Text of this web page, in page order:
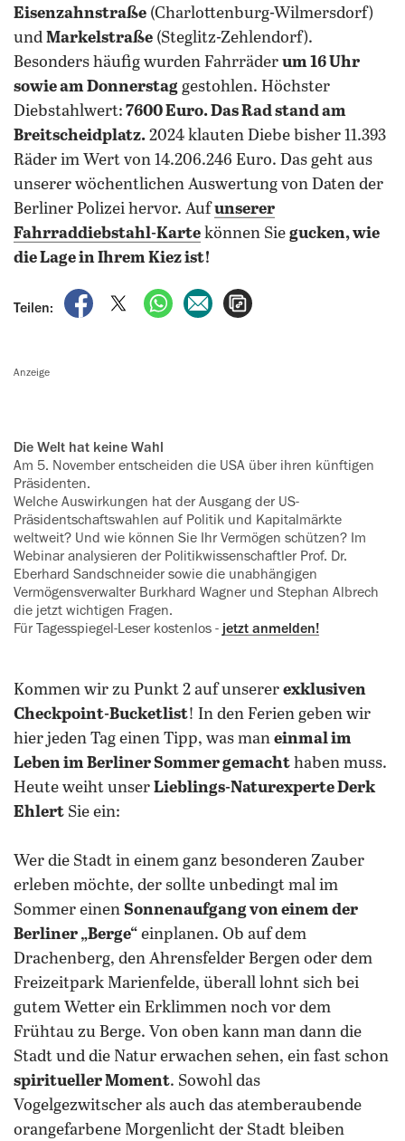
Eisenzahnstraße (Charlottenburg-Wilmersdorf)
und Markelstraße (Steglitz-Zehlendorf).
Besonders häufig wurden Fahrräder um 16 Uhr
sowie am Donnerstag gestohlen. Höchster
Diebstahlwert: 7600 Euro. Das Rad stand am
Breitscheidplatz. 2024 klauten Diebe bisher 11.393
Räder im Wert von 14.206.246 Euro. Das geht aus
unserer wöchentlichen Auswertung von Daten der
Berliner Polizei hervor. Aufunserer
Fahrraddiebstahl-Karte können Sie gucken, wie
die Lage in Ihrem Kiez ist!
Teilen:
auf Facebook teilen
auf X teilenper WhatsApp teilen
per E-Mail teilen
Anzeige
Die Welt hat keine Wahl
Am 5. November entscheiden die USA über ihren künftigen
Präsidenten.
Welche Auswirkungen hat der Ausgang der US-
Präsidentschaftswahlen auf Politik und Kapitalmärkte
weltweit? Und wie können Sie Ihr Vermögen schützen? Im
Webinar analysieren der Politikwissenschaftler Prof. Dr.
‍Eberhard Sandschneider sowie die ‍unabhängigen
Vermögensverwalter Burkhard Wagner und Stephan Albrech
die jetzt wichtigen Fragen.
Für Tagesspiegel-Leser kostenlos - jetzt anmelden!
Kommen wir zu Punkt 2 auf unserer exklusiven
Checkpoint-Bucketlist! In den Ferien geben wir
hier jeden Tag einen Tipp, was man einmal im
Leben im Berliner Sommer gemacht haben muss.
Heute weiht unser Lieblings-Naturexperte Derk
Ehlert Sie ein:
Wer die Stadt in einem ganz besonderen Zauber
erleben möchte, der sollte unbedingt mal im
Sommer einen Sonnenaufgang von einem der
Berliner „Berge“ einplanen. Ob auf dem
Drachenberg, den Ahrensfelder Bergen oder dem
Freizeitpark Marienfelde, überall lohnt sich bei
gutem Wetter ein Erklimmen noch vor dem
Frühtau zu Berge. Von oben kann man dann die
Stadt und die Natur erwachen sehen, ein fast schon
spiritueller Moment. Sowohl das
Vogelgezwitscher als auch das atemberaubende
orangefarbene Morgenlicht der Stadt bleiben